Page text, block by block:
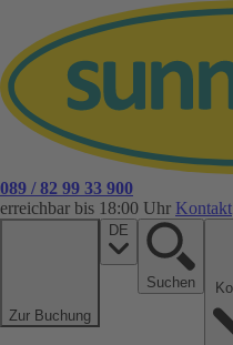
089 / 82 99 33 900
erreichbar bis 18:00 Uhr Kontakt
Zur Buchung
DE
Suchen